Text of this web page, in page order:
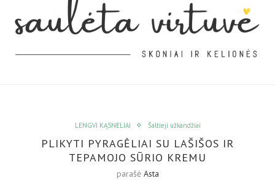
LENGVI KĄSNELIAI Šaltieji užkandžiai
PLIKYTI PYRAGĖLIAI SU LAŠIŠOS IR
TEPAMOJO SŪRIO KREMU
parašė Asta